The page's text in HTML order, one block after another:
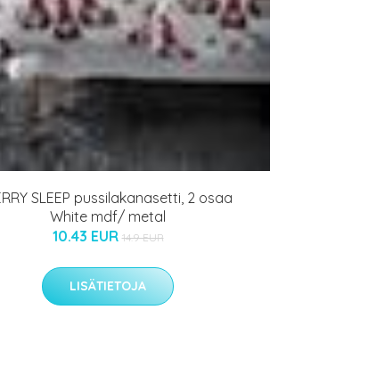
SLEEP pussilakanasetti, 2 osaa
White mdf/ metal
10.43 EUR 14.9 EUR
LISÄTIETOJA